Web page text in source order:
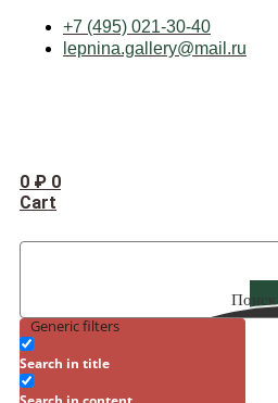
+7 (495) 021-30-40
lepnina.gallery@mail.ru
0 ₽ 0
Cart
Поиск
Generic filters
Search in title